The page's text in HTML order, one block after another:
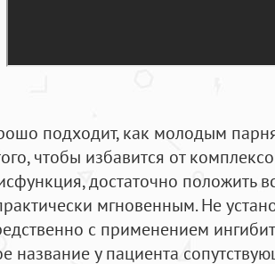
подходит, как молодым
чтобы избавится от
достаточно положить
мгновенным. Не
с применением
название у пациента